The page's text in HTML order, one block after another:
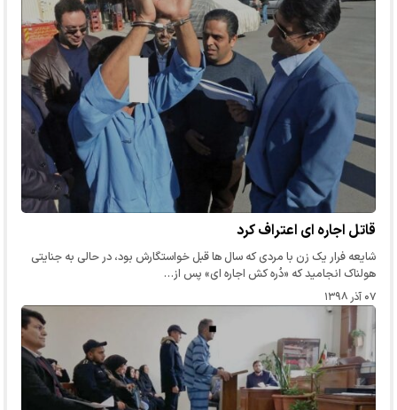
قاتل اجاره ای اعتراف کرد
شایعه فرار یک زن با مردی که سال ها قبل خواستگارش بود، در حالی به جنایتی
هولناک انجامید که «دُره کش اجاره ای» پس از…
۰۷ آذر ۱۳۹۸